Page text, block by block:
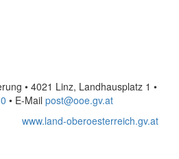
• 4021 Linz, Landhausplatz 1 •
• E-Mail post@ooe.gv.at
www.land-oberoesterreich.gv.at